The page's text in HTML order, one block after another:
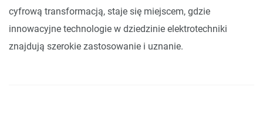
cyfrową transformacją, staje się miejscem, gdzie
innowacyjne technologie w dziedzinie elektrotechniki
znajdują szerokie zastosowanie i uznanie.